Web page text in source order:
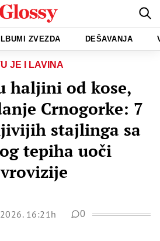
ZVEZDA DEŠAVANJA
JE I LAVINA
haljini od kose,
Crnogorke: 7
stajlinga sa
tepiha uoči
16:21h 0